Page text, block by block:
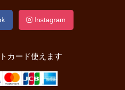
Instagram
カード使えます